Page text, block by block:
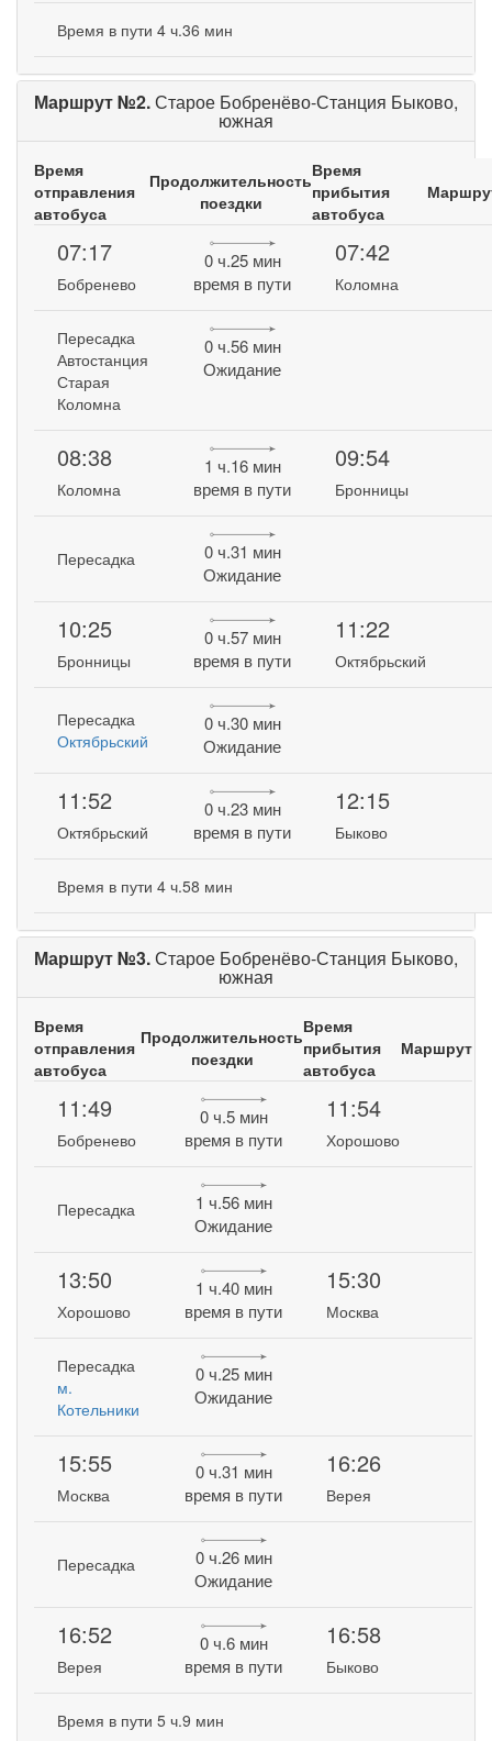
Время в пути 4 ч.36 мин
Маршрут №2.Старое Бобренёво-Станция Быково,
южная
Время
отправления
автобуса
Продолжительность
поездки
Время
прибытия
автобуса
07:17
Бобренево
0 ч.25 мин
время в пути
07:42
Коломна
Пересадка
Автостанция
Старая
Коломна
0 ч.56 мин
Ожидание
08:38
Коломна
1 ч.16 мин
время в пути
09:54
Бронницы
Пересадка
0 ч.31 мин
Ожидание
10:25
Бронницы
0 ч.57 мин
время в пути
11:22
Октябрьский
Пересадка
Октябрьский
0 ч.30 мин
Ожидание
11:52
Октябрьский
0 ч.23 мин
время в пути
12:15
Быково
Время в пути 4 ч.58 мин
Маршрут №3.Старое Бобренёво-Станция Быково,
южная
Время
отправления
автобуса
Продолжительность
поездки
Время
прибытия
автобуса
Маршрут
11:49
Бобренево
0 ч.5 мин
время в пути
11:54
Хорошово
Пересадка
1 ч.56 мин
Ожидание
13:50
Хорошово
1 ч.40 мин
время в пути
15:30
Москва
Пересадка
м.
Котельники
0 ч.25 мин
Ожидание
15:55
Москва
0 ч.31 мин
время в пути
16:26
Верея
Пересадка
0 ч.26 мин
Ожидание
16:52
Верея
0 ч.6 мин
время в пути
16:58
Быково
Время в пути 5 ч.9 мин